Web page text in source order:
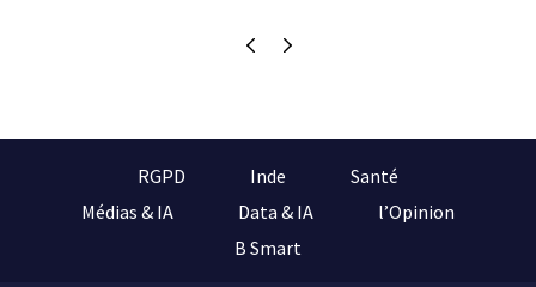
RGPD Inde
Santé
Médias & IA
Data & IA
l’Opinion
B Smart